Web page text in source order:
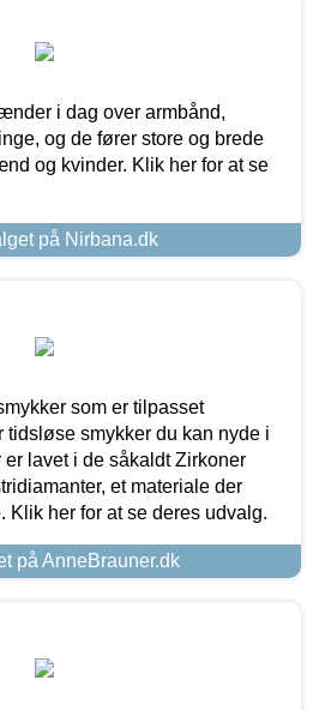
i dag over armbånd,
og de fører store og brede
og kvinder. Klik her for at se
på Nirbana.dk
som er tilpasset
tidsløse smykker du kan nyde i
er lavet i de såkaldt Zirkoner
et materiale der
her for at se deres udvalg.
på AnneBrauner.dk